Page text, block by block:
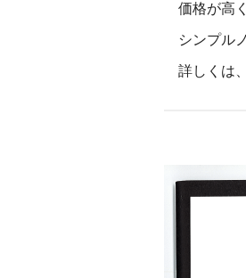
価格が高
シンプル
詳しくは